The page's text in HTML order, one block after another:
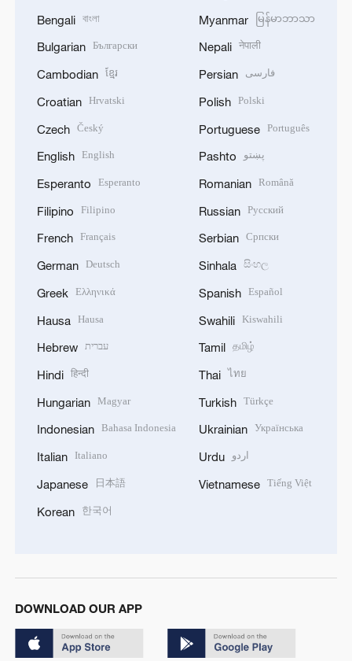
Bengali বাংলা
Bulgarian Български
Cambodian ខ្មែរ
Croatian Hrvatski
Czech Český
English English
Esperanto Esperanto
Filipino Filipino
French Français
German Deutsch
Greek Ελληνικά
Hausa Hausa
Hebrew עברית
Hindi हिन्दी
Hungarian Magyar
Indonesian Bahasa Indonesia
Italian Italiano
Japanese 日本語
Korean 한국어
Myanmar မြန်မာဘာသာ
Nepali नेपाली
Persian فارسی
Polish Polski
Portuguese Português
Pashto پښتو
Romanian Română
Russian Русский
Serbian Српски
Sinhala සිංහල
Spanish Español
Swahili Kiswahili
Tamil தமிழ்
Thai ไทย
Turkish Türkçe
Ukrainian Українська
Urdu اردو
Vietnamese Tiếng Việt
DOWNLOAD OUR APP